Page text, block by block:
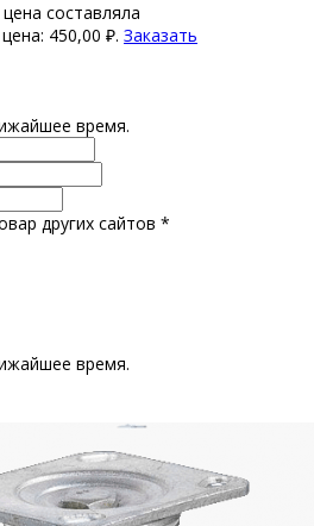
составляла
450,00 ₽. Заказать
время.
других сайтов *
время.